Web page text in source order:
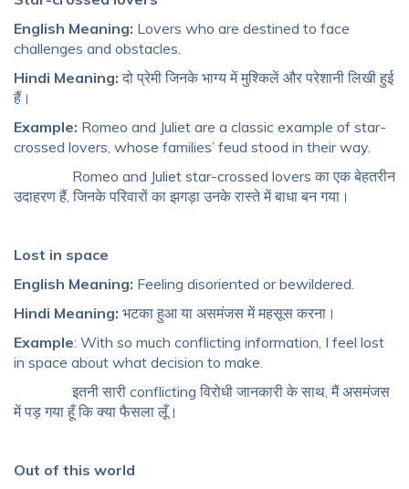
English Meaning: Lovers who are destined to face
challenges and obstacles.
Hindi Meaning: दो प्रेमी जिनके भाग्य में मुश्किलें और परेशानी लिखी हुई
हैं।
Example: Romeo and Juliet are a classic example of star-
crossed lovers, whose families’ feud stood in their way.
Romeo and Juliet star-crossed lovers का एक बेहतरीन
उदाहरण हैं, जिनके परिवारों का झगड़ा उनके रास्ते में बाधा बन गया।
Lost in space
English Meaning: Feeling disoriented or bewildered.
Hindi Meaning: भटका हुआ या असमंजस में महसूस करना।
Example: With so much conflicting information, I feel lost
in space about what decision to make.
इतनी सारी conflicting विरोधी जानकारी के साथ, मैं असमंजस
में पड़ गया हूँ कि क्या फैसला लूँ।
Out of this world